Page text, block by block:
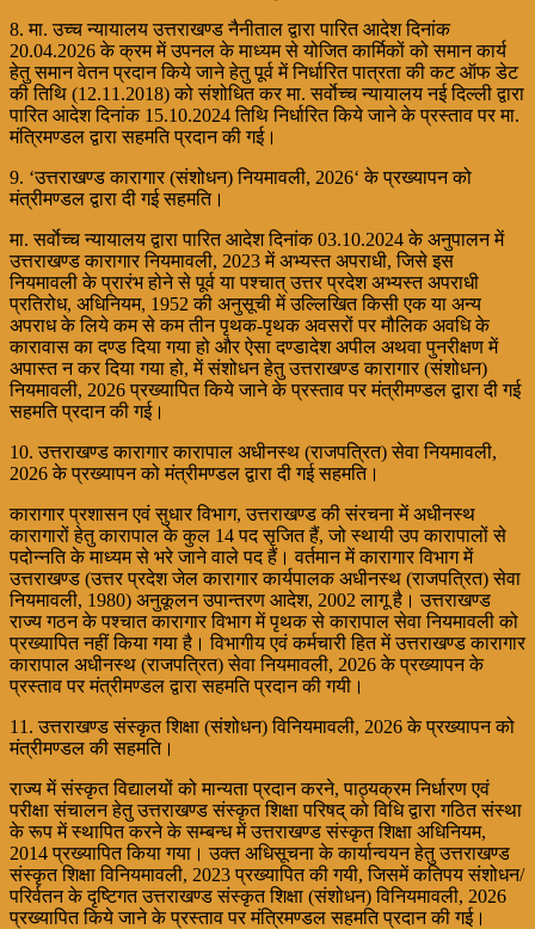
8. मा. उच्च न्यायालय उत्तराखण्ड नैनीताल द्वारा पारित आदेश दिनांक
20.04.2026 के क्रम में उपनल के माध्यम से योजित कार्मिकों को समान कार्य
हेतु समान वेतन प्रदान किये जाने हेतु पूर्व में निर्धारित पात्रता की कट ऑफ डेट
की तिथि (12.11.2018) को संशोधित कर मा. सर्वाेच्च न्यायालय नई दिल्ली द्वारा
पारित आदेश दिनांक 15.10.2024 तिथि निर्धारित किये जाने के प्रस्ताव पर मा.
मंत्रिमण्डल द्वारा सहमति प्रदान की गई।
9. ‘उत्तराखण्ड कारागार (संशोधन) नियमावली, 2026‘ के प्रख्यापन को
मंत्रीमण्डल द्वारा दी गई सहमति।
मा. सर्वाेच्च न्यायालय द्वारा पारित आदेश दिनांक 03.10.2024 के अनुपालन में
उत्तराखण्ड कारागार नियमावली, 2023 में अभ्यस्त अपराधी, जिसे इस
नियमावली के प्रारंभ होने से पूर्व या पश्चात् उत्तर प्रदेश अभ्यस्त अपराधी
प्रतिरोध, अधिनियम, 1952 की अनुसूची में उल्लिखित किसी एक या अन्य
अपराध के लिये कम से कम तीन पृथक-पृथक अवसरों पर मौलिक अवधि के
कारावास का दण्ड दिया गया हो और ऐसा दण्डादेश अपील अथवा पुनरीक्षण में
अपास्त न कर दिया गया हो, में संशोधन हेतु उत्तराखण्ड कारागार (संशोधन)
नियमावली, 2026 प्रख्यापित किये जाने के प्रस्ताव पर मंत्रीमण्डल द्वारा दी गई
सहमति प्रदान की गई।
10. उत्तराखण्ड कारागार कारापाल अधीनस्थ (राजपत्रित) सेवा नियमावली,
2026 के प्रख्यापन को मंत्रीमण्डल द्वारा दी गई सहमति।
कारागार प्रशासन एवं सुधार विभाग, उत्तराखण्ड की संरचना में अधीनस्थ
कारागारों हेतु कारापाल के कुल 14 पद सृजित हैं, जो स्थायी उप कारापालों से
पदोन्नति के माध्यम से भरे जाने वाले पद हैं। वर्तमान में कारागार विभाग में
उत्तराखण्ड (उत्तर प्रदेश जेल कारागार कार्यपालक अधीनस्थ (राजपत्रित) सेवा
नियमावली, 1980) अनुकूलन उपान्तरण आदेश, 2002 लागू है। उत्तराखण्ड
राज्य गठन के पश्चात कारागार विभाग में पृथक से कारापाल सेवा नियमावली को
प्रख्यापित नहीं किया गया है। विभागीय एवं कर्मचारी हित में उत्तराखण्ड कारागार
कारापाल अधीनस्थ (राजपत्रित) सेवा नियमावली, 2026 के प्रख्यापन के
प्रस्ताव पर मंत्रीमण्डल द्वारा सहमति प्रदान की गयी।
11. उत्तराखण्ड संस्कृत शिक्षा (संशोधन) विनियमावली, 2026 के प्रख्यापन को
मंत्रीमण्डल की सहमति।
राज्य में संस्कृत विद्यालयों को मान्यता प्रदान करने, पाठ्यक्रम निर्धारण एवं
परीक्षा संचालन हेतु उत्तराखण्ड संस्कृत शिक्षा परिषद् को विधि द्वारा गठित संस्था
के रूप में स्थापित करने के सम्बन्ध में उत्तराखण्ड संस्कृत शिक्षा अधिनियम,
2014 प्रख्यापित किया गया। उक्त अधिसूचना के कार्यान्वयन हेतु उत्तराखण्ड
संस्कृत शिक्षा विनियमावली, 2023 प्रख्यापित की गयी, जिसमें कतिपय संशोधन/
परिर्वतन के दृष्टिगत उत्तराखण्ड संस्कृत शिक्षा (संशोधन) विनियमावली, 2026
प्रख्यापित किये जाने के प्रस्ताव पर मंत्रिमण्डल सहमति प्रदान की गई।